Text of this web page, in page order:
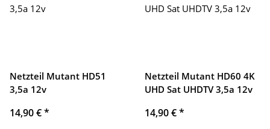
Netzteil Mutant HD51
3,5a 12v
14,90 €*
Netzteil Mutant HD60 4K
UHD Sat UHDTV 3,5a 12v
14,90 €*